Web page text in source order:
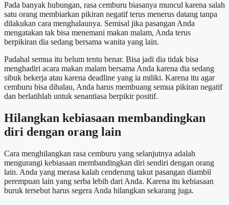
Pada banyak hubungan, rasa cemburu biasanya muncul karena salah
satu orang membiarkan pikiran negatif terus menerus datang tanpa
dilakukan cara menghalaunya. Semisal jika pasangan Anda
mengatakan tak bisa menemani makan malam, Anda terus
berpikiran dia sedang bersama wanita yang lain.
Padahal semua itu belum tentu benar. Bisa jadi dia tidak bisa
menghadiri acara makan malam bersama Anda karena dia sedang
sibuk bekerja atau karena deadline yang ia miliki. Karena itu agar
cemburu bisa dihalau, Anda harus membuang semua pikiran negatif
dan berlatihlah untuk senantiasa berpikir positif.
Hilangkan kebiasaan membandingkan
diri dengan orang lain
Cara menghilangkan rasa cemburu yang selanjutnya adalah
mengurangi kebiasaan membandingkan diri sendiri dengan orang
lain. Anda yang merasa kalah cenderung takut pasangan diambil
perempuan lain yang serba lebih dari Anda. Karena itu kebiasaan
buruk tersebut harus segera Anda hilangkan sekarang juga.